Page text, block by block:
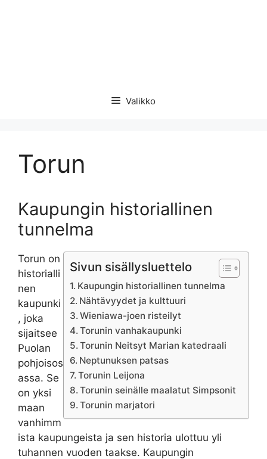
Valikko
Torun
Kaupungin historiallinen
tunnelma
Sivun sisällysluettelo
Kaupungin historiallinen tunnelma
Nähtävyydet ja kulttuuri
Wieniawa-joen risteilyt
Torunin vanhakaupunki
Torunin Neitsyt Marian katedraali
Neptunuksen patsas
Torunin Leijona
Torunin seinälle maalatut Simpsonit
Torunin marjatori
Torun on
historialli
nen
kaupunki
, joka
sijaitsee
Puolan
pohjoisos
assa. Se
on yksi
maan
vanhimm
ista kaupungeista ja sen historia ulottuu yli
tuhannen vuoden taakse. Kaupungin